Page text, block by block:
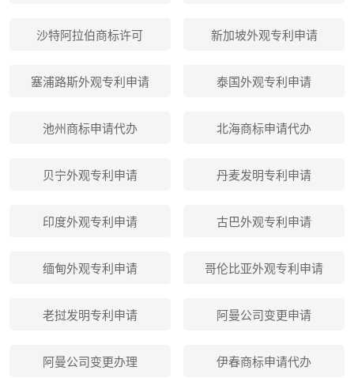
沙特阿拉伯商标许可 新加坡外观专利申请
塞浦路斯外观专利申请 泰国外观专利申请
池州商标申请代办 北海商标申请代办
贝宁外观专利申请 丹麦发明专利申请
印度外观专利申请 古巴外观专利申请
缅甸外观专利申请 哥伦比亚外观专利申请
老挝发明专利申请 阿曼公司变更申请
阿曼公司变更办理 伊春商标申请代办